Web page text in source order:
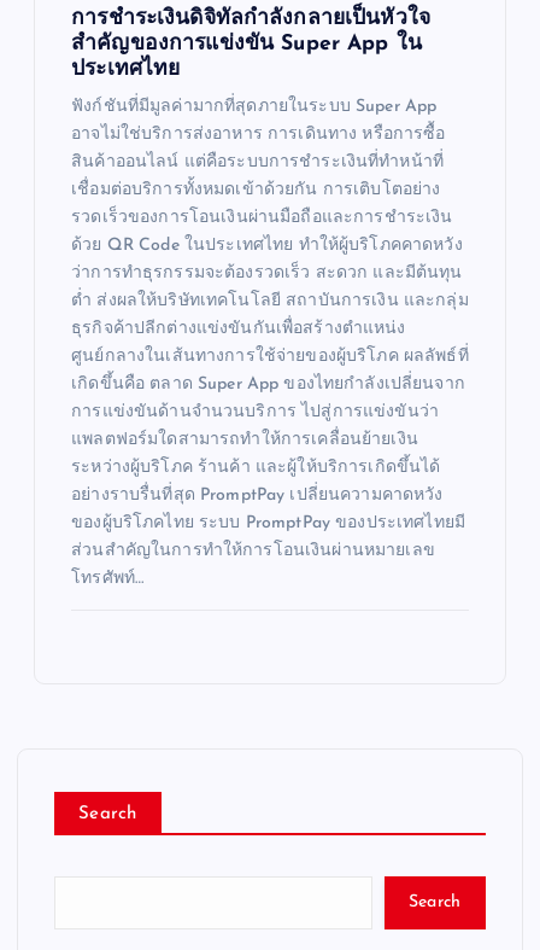
การชำระเงินดิจิทัลกำลังกลายเป็นหัวใจ
สำคัญของการแข่งขัน Super App ใน
ประเทศไทย
ฟังก์ชันที่มีมูลค่ามากที่สุดภายในระบบ Super App
อาจไม่ใช่บริการส่งอาหาร การเดินทาง หรือการซื้อ
สินค้าออนไลน์ แต่คือระบบการชำระเงินที่ทำหน้าที่
เชื่อมต่อบริการทั้งหมดเข้าด้วยกัน การเติบโตอย่าง
รวดเร็วของการโอนเงินผ่านมือถือและการชำระเงิน
ด้วย QR Code ในประเทศไทย ทำให้ผู้บริโภคคาดหวัง
ว่าการทำธุรกรรมจะต้องรวดเร็ว สะดวก และมีต้นทุน
ต่ำ ส่งผลให้บริษัทเทคโนโลยี สถาบันการเงิน และกลุ่ม
ธุรกิจค้าปลีกต่างแข่งขันกันเพื่อสร้างตำแหน่ง
ศูนย์กลางในเส้นทางการใช้จ่ายของผู้บริโภค ผลลัพธ์ที่
เกิดขึ้นคือ ตลาด Super App ของไทยกำลังเปลี่ยนจาก
การแข่งขันด้านจำนวนบริการ ไปสู่การแข่งขันว่า
แพลตฟอร์มใดสามารถทำให้การเคลื่อนย้ายเงิน
ระหว่างผู้บริโภค ร้านค้า และผู้ให้บริการเกิดขึ้นได้
อย่างราบรื่นที่สุด PromptPay เปลี่ยนความคาดหวัง
ของผู้บริโภคไทย ระบบ PromptPay ของประเทศไทยมี
ส่วนสำคัญในการทำให้การโอนเงินผ่านหมายเลข
โทรศัพท์…
Search
Search